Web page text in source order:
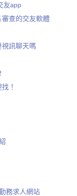
友app
查的交友軟體
訊聊天嗎
！
務求人網站